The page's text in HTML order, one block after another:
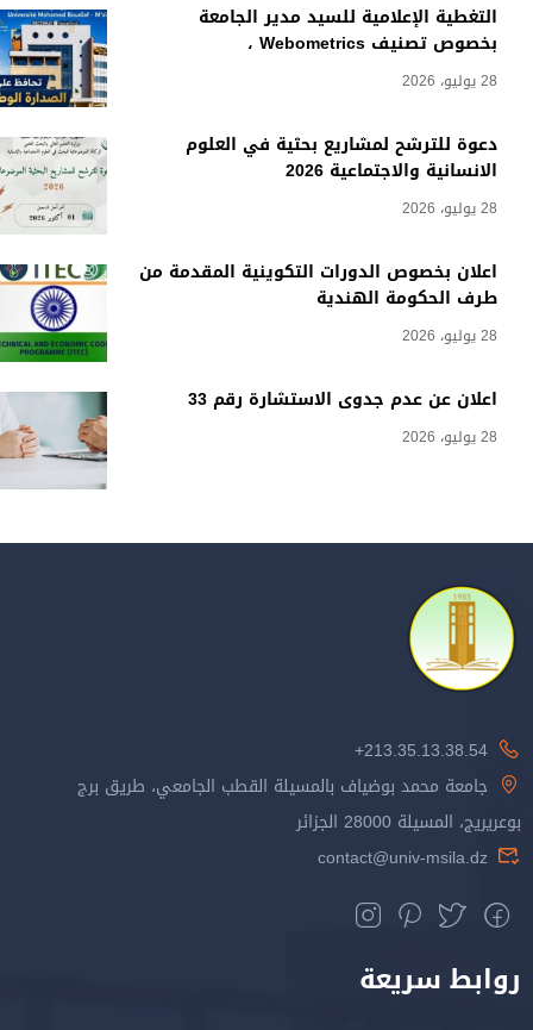
التغطية الإعلامية للسيد مدير الجامعة
بخصوص تصنيف Webometrics ،
28 يوليو، 2026
دعوة للترشح لمشاريع بحثية في العلوم
الانسانية والاجتماعية 2026
28 يوليو، 2026
اعلان بخصوص الدورات التكوينية المقدمة من
طرف الحكومة الهندية
28 يوليو، 2026
اعلان عن عدم جدوى الاستشارة رقم 33
28 يوليو، 2026
213.35.13.38.54+
جامعة محمد بوضياف بالمسيلة القطب الجامعي، طريق برج
بوعريريج، المسيلة 28000 الجزائر
contact@univ-msila.dz
روابط سريعة